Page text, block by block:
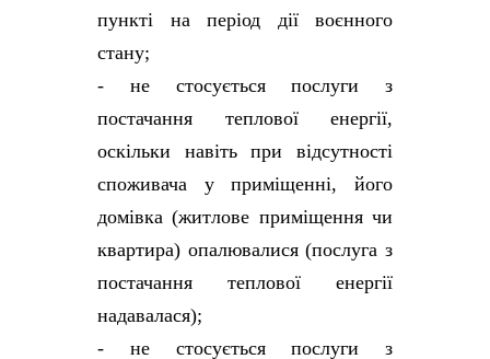
пункті на період дії воєнного
стану;
- не стосується послуги з
постачання теплової енергії,
оскільки навіть при відсутності
споживача у приміщенні, його
домівка (житлове приміщення чи
квартира) опалювалися (послуга з
постачання теплової енергії
надавалася);
- не стосується послуги з